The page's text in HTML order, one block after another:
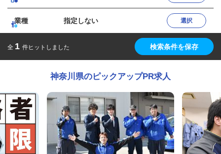
業種 指定しない 選択
全 1 件ヒットしました 検索条件を保存
神奈川県のピックアップPR求人